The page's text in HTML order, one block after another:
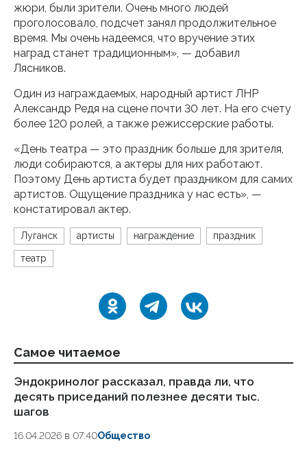
жюри, были зрители. Очень много людей
проголосовало, подсчет занял продолжительное
время. Мы очень надеемся, что вручение этих
наград станет традиционным», — добавил
Лясников.
Один из награждаемых, народный артист ЛНР
Александр Редя на сцене почти 30 лет. На его счету
более 120 ролей, а также режиссерские работы.
«День театра — это праздник больше для зрителя,
люди собираются, а актеры для них работают.
Поэтому День артиста будет праздником для самих
артистов. Ощущение праздника у нас есть», —
констатировал актер.
Луганск артисты награждение праздник
театр
Самое читаемое
Эндокринолог рассказал, правда ли, что
десять приседаний полезнее десяти тыс.
шагов
16.04.2026 в 07:40Общество